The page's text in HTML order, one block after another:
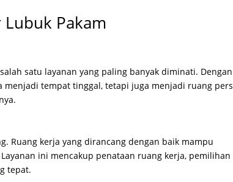
Lubuk Pakam
satu layanan yang paling banyak diminati. Dengan
tempat tinggal, tetapi juga menjadi ruang
Ruang kerja yang dirancang dengan baik mampu
ini mencakup penataan ruang kerja, pemilihan
tepat.